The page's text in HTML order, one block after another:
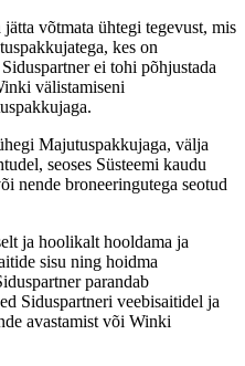
võtmata ühtegi tegevust, mis
kes on
ei tohi põhjustada
välistamiseni
Majutuspakkujaga, välja
seoses Süsteemi kaudu
nende broneeringutega seotud
ja hoolikalt hooldama ja
sisu ning hoidma
parandab
Siduspartneri veebisaitidel ja
avastamist või Winki